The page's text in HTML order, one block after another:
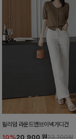
윌리덤 라운드앤브이넥가디건
10%20,900 원23,200원